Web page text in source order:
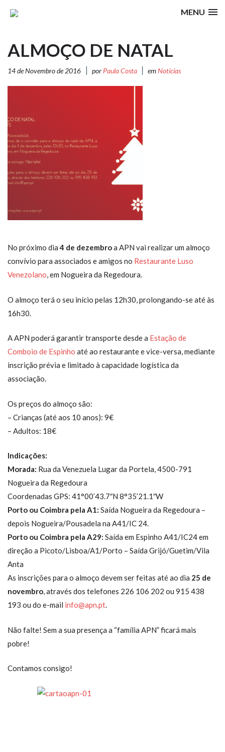
MENU
ALMOÇO DE NATAL
14 de Novembro de 2016 por Paula Costa emNotícias
No próximo dia4 de dezembroa APN vai realizar um almoço
convívio para associados e amigos no Restaurante Luso
Venezolano, em Nogueira da Regedoura.
O almoço terá o seu início pelas 12h30, prolongando-se até às
16h30.
A APN poderá garantir transporte desde a Estação de
Comboio de Espinho até ao restaurante e vice-versa, mediante
inscrição prévia e limitado à capacidade logística da
associação.
Os preços do almoço são:
– Crianças (até aos 10 anos): 9€
– Adultos: 18€
Indicações:
Morada: Rua da Venezuela Lugar da Portela, 4500-791
Nogueira da Regedoura
Coordenadas GPS: 41°00’43.7″N 8°35’21.1″W
Porto ou Coimbra pela A1: Saída Nogueira da Regedoura –
depois Nogueira/Pousadela na A41/IC 24.
Porto ou Coimbra pela A29: Saída em Espinho A41/IC24 em
direção a Picoto/Lisboa/A1/Porto – Saída Grijó/Guetim/Vila
Anta
As inscrições para o almoço devem ser feitas até ao dia 25 de
novembro, através dos telefones 226 106 202 ou 915 438
193 ou do e-mail info@apn.pt.
Não falte! Sem a sua presença a “família APN” ficará mais
pobre!
Contamos consigo!